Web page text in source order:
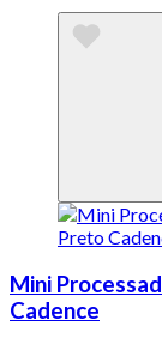
Mini
Cadence